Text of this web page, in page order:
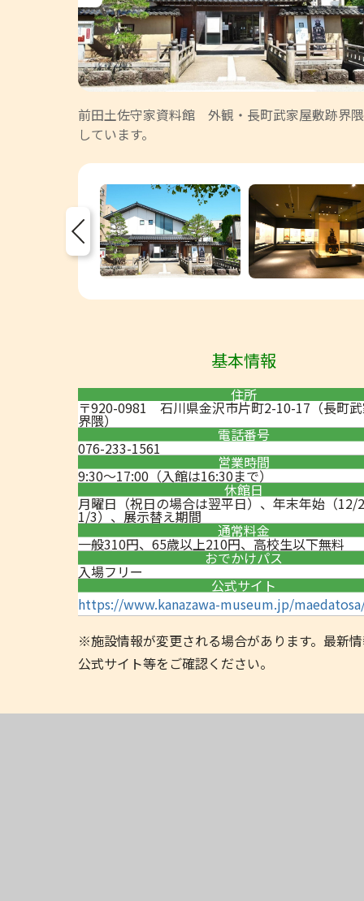
Previous
基本情報
住所
〒920-0981 石川県金沢市片町2-10-17（長町
界隈）
電話番号
076-233-1561
営業時間
9:30～17:00（入館は16:30まで）
休館日
月曜日（祝日の場合は翌平日）、年末年始（12/
1/3）、展示替え期間
通常料金
一般310円、65歳以上210円、高校生以下無料
おでかけパス
入場フリー
公式サイト
https://www.kanazawa-museum.jp/
※施設情報が変更される場合があります。最新
公式サイト等をご確認ください。